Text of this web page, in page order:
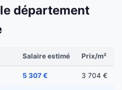
département
Salaire estimé Prix/m²
5 307 € 3 704 €